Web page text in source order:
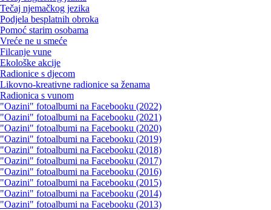
Tečaj njemačkog jezika
Podjela besplatnih obroka
Pomoć starim osobama
Vreće ne u smeće
Filcanje vune
Ekološke akcije
Radionice s djecom
Likovno-kreativne radionice sa ženama
Radionica s vunom
"Oazini" fotoalbumi na Facebooku (2022)
"Oazini" fotoalbumi na Facebooku (2021)
"Oazini" fotoalbumi na Facebooku (2020)
"Oazini" fotoalbumi na Facebooku (2019)
"Oazini" fotoalbumi na Facebooku (2018)
"Oazini" fotoalbumi na Facebooku (2017)
"Oazini" fotoalbumi na Facebooku (2016)
"Oazini" fotoalbumi na Facebooku (2015)
"Oazini" fotoalbumi na Facebooku (2014)
"Oazini" fotoalbumi na Facebooku (2013)